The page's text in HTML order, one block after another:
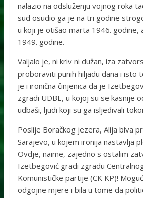
nalazio na odsluženju vojnog roka
sud osudio ga je na tri godine
u koji je otišao marta 1946. godine,
1949. godine.
Valjalo je, ni kriv ni dužan, iza
proboraviti punih hiljadu dana i isto
je i ironična činjenica da je
zgradi UDBE, u kojoj su se kasnije
udbaši, ljudi koji su ga isljeđivali
Poslije Boračkog jezera, Alija biva
Sarajevo, u kojem ironija nastavlja
Ovdje, naime, zajedno s ostalim
Izetbegović gradi zgradu
Komunističke partije (CK KP)!
odgojne mjere i bila u tome da